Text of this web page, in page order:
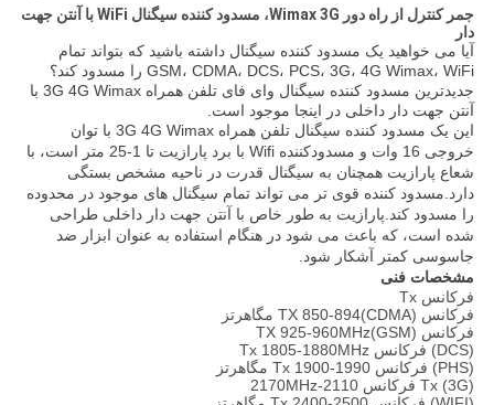
POLICY
جمر کنترل از راه دور Wimax 3G، مسدود کننده سیگنال WiFi با آنتن جهت
دار
آیا می خواهید یک مسدود کننده سیگنال داشته باشید که بتواند تمام
GSM، CDMA، DCS، PCS، 3G، 4G Wimax، WiFi را مسدود کند؟
جدیدترین مسدود کننده سیگنال وای فای تلفن همراه 3G 4G Wimax با
آنتن جهت دار داخلی در اینجا موجود است.
این یک مسدود کننده سیگنال تلفن همراه 3G 4G Wimax با توان
خروجی 16 وات و مسدودکننده Wifi با برد پارازیت تا 1-25 متر است، با
شعاع پارازیت همچنان به سیگنال قدرت در ناحیه مشخص بستگی
دارد.مسدود کننده قوی تر می تواند تمام سیگنال های موجود در محدوده
را مسدود کند.پارازیت به طور خاص با آنتن جهت دار داخلی طراحی
شده است، که باعث می شود در هنگام استفاده به عنوان ابزار ضد
جاسوسی کمتر آشکار شود.
مشخصات فنی
فرکانس Tx
فرکانس (CDMA)TX 850-894 مگاهرتز
فرکانس (GSM)TX 925-960MHz
(DCS) فرکانس Tx 1805-1880MHz
(PHS) فرکانس Tx 1900-1990 مگاهرتز
(3G) Tx فرکانس 2110-2170MHz